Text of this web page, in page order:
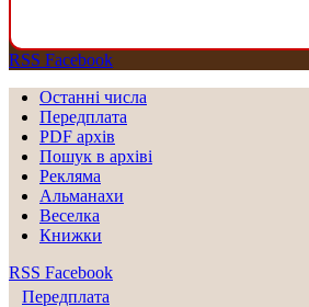
RSS Facebook
Останні числа
Передплата
PDF aрхів
Пошук в архіві
Рекляма
Альманахи
Веселка
Книжки
RSS Facebook
Передплата